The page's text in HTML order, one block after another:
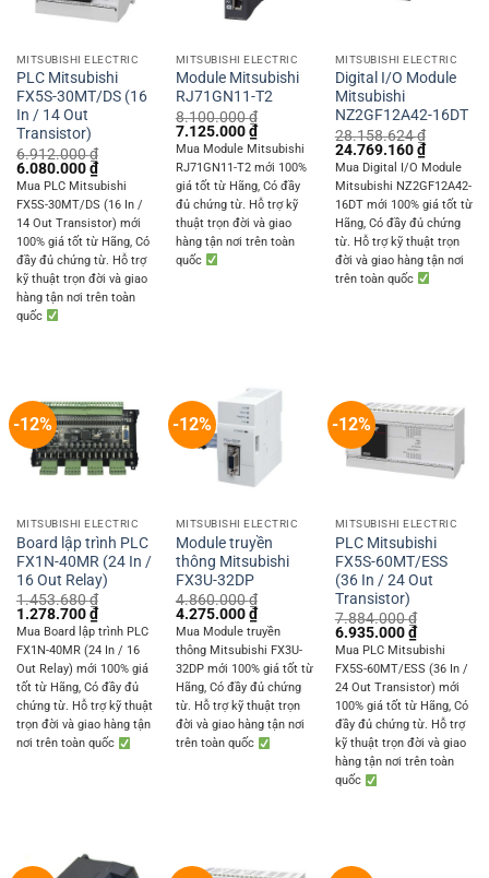
MITSUBISHI ELECTRIC
PLC Mitsubishi
FX5S-30MT/DS (16
In / 14 Out
Transistor)
6.912.000₫
Original
price
was:
6.912.000 ₫.
6.080.000₫Current
price
is:
6.080.000 ₫.
Mua PLC Mitsubishi
FX5S-30MT/DS (16 In /
14 Out Transistor) mới
100% giá tốt từ Hãng, Có
đầy đủ chứng từ. Hỗ trợ
kỹ thuật trọn đời và giao
hàng tận nơi trên toàn
quốc
MITSUBISHI ELECTRIC
Module Mitsubishi
RJ71GN11-T2
8.100.000₫
Original
price
was:
8.100.000 ₫.
7.125.000₫Current
price
is:
7.125.000 ₫.
Mua Module Mitsubishi
RJ71GN11-T2 mới 100%
giá tốt từ Hãng, Có đầy
đủ chứng từ. Hỗ trợ kỹ
thuật trọn đời và giao
hàng tận nơi trên toàn
quốc
MITSUBISHI ELECTRIC
Digital I/O Module
Mitsubishi
NZ2GF12A42-16DT
28.158.624₫
Original
price
was:
28.158.624 ₫.
24.769.160₫Current
price
is:
Mua Digital I/O Module
Mitsubishi NZ2GF12A42-
16DT mới 100% giá tốt từ
Hãng, Có đầy đủ chứng
từ. Hỗ trợ kỹ thuật trọn
đời và giao hàng tận nơi
trên toàn quốc
-12%
MITSUBISHI ELECTRIC
Board lập trình PLC
FX1N-40MR (24 In /
16 Out Relay)
1.453.680₫
Original
price
was:
1.453.680 ₫.
1.278.700₫Current
price
is:
1.278.700 ₫.
Mua Board lập trình PLC
FX1N-40MR (24 In / 16
Out Relay) mới 100% giá
tốt từ Hãng, Có đầy đủ
chứng từ. Hỗ trợ kỹ thuật
trọn đời và giao hàng tận
nơi trên toàn quốc
-12%
MITSUBISHI ELECTRIC
Module truyền
thông Mitsubishi
FX3U-32DP
4.860.000₫
Original
price
was:
4.860.000 ₫.
4.275.000₫Current
price
is:
4.275.000 ₫.
Mua Module truyền
thông Mitsubishi FX3U-
32DP mới 100% giá tốt từ
Hãng, Có đầy đủ chứng
từ. Hỗ trợ kỹ thuật trọn
đời và giao hàng tận nơi
trên toàn quốc
-12%
MITSUBISHI ELECTRIC
PLC Mitsubishi
FX5S-60MT/ESS
(36 In / 24 Out
Transistor)
7.884.000₫
Original
price
was:
7.884.000 ₫.
6.935.000₫Current
price
is:
6.935.000
Mua PLC Mitsubishi
FX5S-60MT/ESS (36 In /
24 Out Transistor) mới
100% giá tốt từ Hãng, Có
đầy đủ chứng từ. Hỗ trợ
kỹ thuật trọn đời và giao
hàng tận nơi trên toàn
quốc